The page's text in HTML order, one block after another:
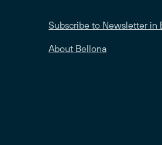
Subscribe to Newsletter in
About Bellona